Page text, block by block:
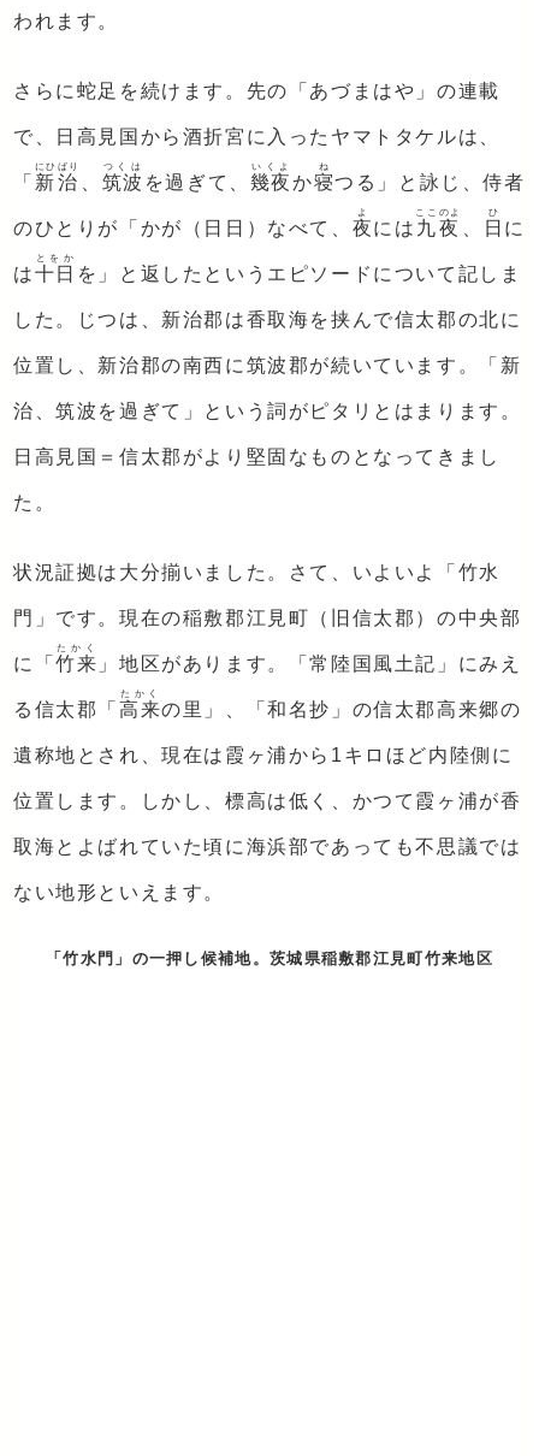
われます。
さらに蛇足を続けます。先の「あづまはや」の連載
で、日高見国から酒折宮に入ったヤマトタケルは、
「 新治
にひばり
筑波
つくは
を過ぎて、 幾夜
いくよ
か寝
ね
つる」と詠じ、侍者
のひとりが「かが（日日）なべて、 夜
よ
には 九夜
ここのよ
日
ひ
に
は十日
とをか
を」と返したというエピソードについて記しま
した。じつは、新治郡は香取海を挟んで信太郡の北に
位置し、新治郡の南西に筑波郡が続いています。「新
治、筑波を過ぎて」という詞がピタリとはまります。
日高見国＝信太郡がより堅固なものとなってきまし
た。
状況証拠は大分揃いました。さて、いよいよ「竹水
門」です。現在の稲敷郡江見町（旧信太郡）の中央部
に「竹来
たかく
」地区があります。「常陸国風土記」にみえ
る信太郡「 高来
たかく
の里」、「和名抄」の信太郡高来郷の
遺称地とされ、現在は霞ヶ浦から1キロほど内陸側に
位置します。しかし、標高は低く、かつて霞ヶ浦が香
取海とよばれていた頃に海浜部であっても不思議では
ない地形といえます。
「竹水門」の一押し候補地。茨城県稲敷郡江見町竹来地区